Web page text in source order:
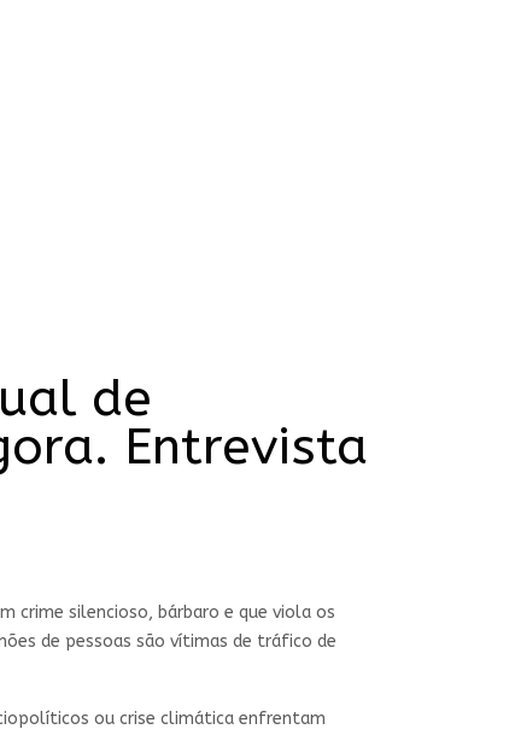
de
Entrevista
crime silencioso, bárbaro e que viola os
de pessoas são vítimas de tráfico de
ou crise climática enfrentam